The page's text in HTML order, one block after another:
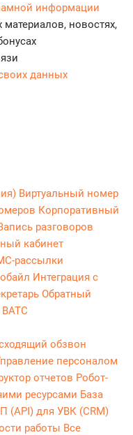
информации
материалов, новостях,
данных
Виртуальный номер
Корпоративный
разговоров
кабинет
рассылки
Интеграция с
Обратный
ВАТС
обзвон
персоналом
отчетов Робот-
ресурсами База
(API) для УВК (CRM)
работы Все